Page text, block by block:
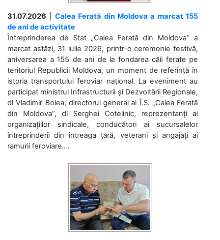
31.07.2026
Calea Ferată din Moldova a marcat 155
de ani de activitate
Întreprinderea de Stat „Calea Ferată din Moldova” a
marcat astăzi, 31 iulie 2026, printr-o ceremonie festivă,
aniversarea a 155 de ani de la fondarea căii ferate pe
teritoriul Republicii Moldova, un moment de referință în
istoria transportului feroviar național. La eveniment au
participat ministrul Infrastructurii și Dezvoltării Regionale,
dl Vladimir Bolea, directorul general al Î.S. „Calea Ferată
din Moldova”, dl Serghei Cotelinic, reprezentanți ai
organizațiilor sindicale, conducători ai sucursalelor
întreprinderii din întreaga țară, veterani și angajați ai
ramurii feroviare....